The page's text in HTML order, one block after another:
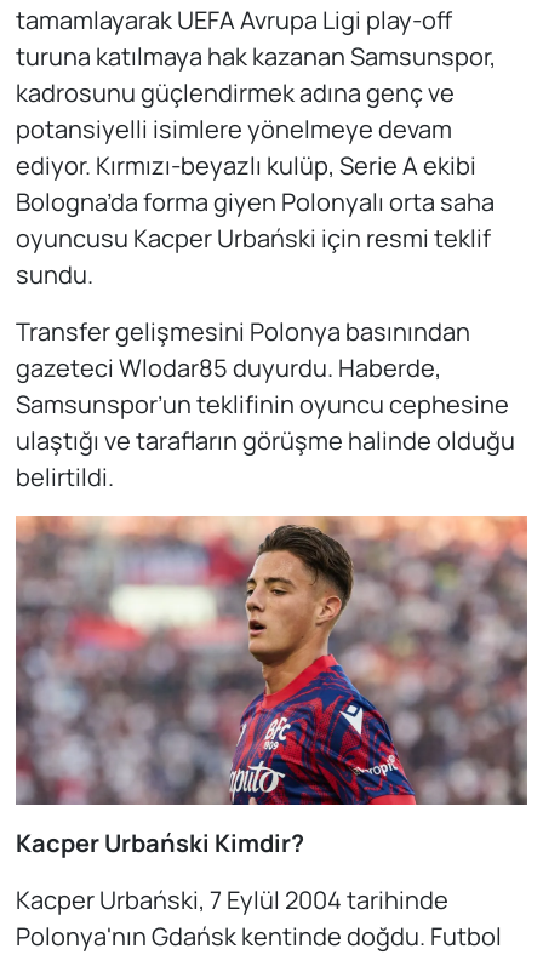
tamamlayarak UEFA Avrupa Ligi play-off
turuna katılmaya hak kazanan Samsunspor,
kadrosunu güçlendirmek adına genç ve
potansiyelli isimlere yönelmeye devam
ediyor. Kırmızı-beyazlı kulüp, Serie A ekibi
Bologna’da forma giyen Polonyalı orta saha
oyuncusu Kacper Urbański için resmi teklif
sundu.
Transfer gelişmesini Polonya basınından
gazeteci Wlodar85 duyurdu. Haberde,
Samsunspor’un teklifinin oyuncu cephesine
ulaştığı ve tarafların görüşme halinde olduğu
belirtildi.
Kacper Urbański Kimdir?
Kacper Urbański, 7 Eylül 2004 tarihinde
Polonya'nın Gdańsk kentinde doğdu. Futbol